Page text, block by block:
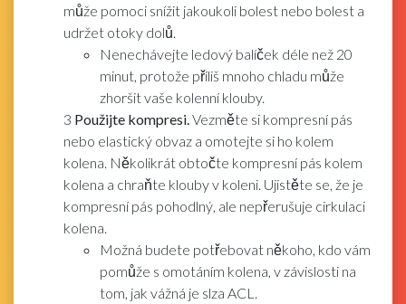
může pomoci snížit jakoukoli bolest nebo bolest a
udržet otoky dolů.
Nenechávejte ledový balíček déle než 20
minut, protože příliš mnoho chladu může
zhoršit vaše kolenní klouby.
3 Použijte kompresi.Vezměte si kompresní pás
nebo elastický obvaz a omotejte si ho kolem
kolena. Několikrát obtočte kompresní pás kolem
kolena a chraňte klouby v koleni. Ujistěte se, že je
kompresní pás pohodlný, ale nepřerušuje cirkulaci
kolena.
Možná budete potřebovat někoho, kdo vám
pomůže s omotáním kolena, v závislosti na
tom, jak vážná je slza ACL.